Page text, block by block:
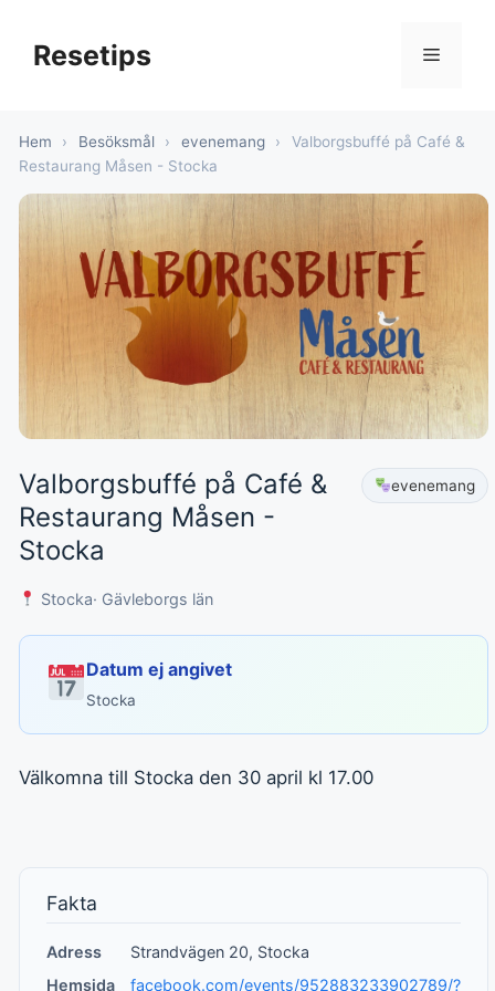
innehållResetips Meny
Hem › Besöksmål › evenemang ›
Valborgsbuffé på Café &
Restaurang Måsen - Stocka
Valborgsbuffé på Café &
Restaurang Måsen -
Stocka
evenemang
Stocka· Gävleborgs län
Datum ej angivet
Stocka
Välkomna till Stocka den 30 april kl 17.00
Fakta
Adress
Strandvägen 20, Stocka
Hemsida
facebook.com/events/952883233902789/?